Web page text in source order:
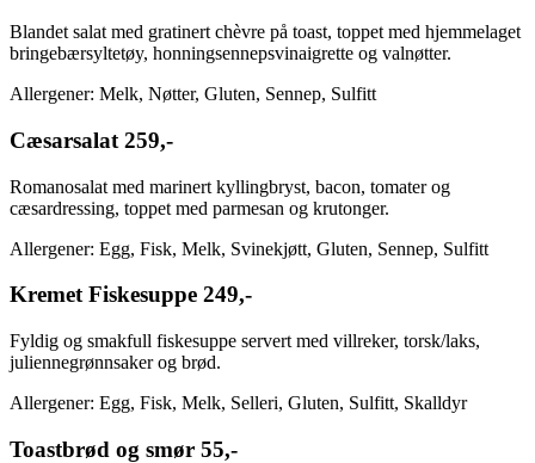
Blandet salat med gratinert chèvre på toast, toppet med hjemmelaget
bringebærsyltetøy, honningsennepsvinaigrette og valnøtter.
Allergener: Melk, Nøtter, Gluten, Sennep, Sulfitt
Cæsarsalat 259,-
Romanosalat med marinert kyllingbryst, bacon, tomater og
cæsardressing, toppet med parmesan og krutonger.
Allergener: Egg, Fisk, Melk, Svinekjøtt, Gluten, Sennep, Sulfitt
Kremet Fiskesuppe 249,-
Fyldig og smakfull fiskesuppe servert med villreker, torsk/laks,
juliennegrønnsaker og brød.
Allergener: Egg, Fisk, Melk, Selleri, Gluten, Sulfitt, Skalldyr
Toastbrød og smør 55,-